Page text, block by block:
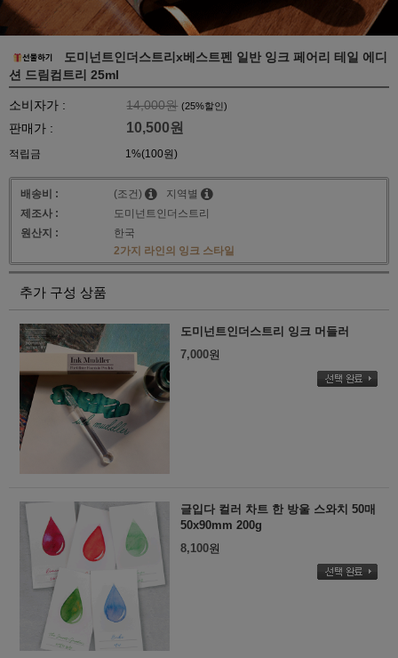
도미넌트인더스트리x베스트펜 일반 잉크 페어리 테일 에디
션 드림컴트리 25ml
소비자가 : 14,000원 (25%할인)
판매가 : 10,500원
적립금 1%(100원)
배송비 : (조건)
지역별
제조사 :
도미넌트인더스트리
원산지 :
한국
2가지 라인의 잉크 스타일
추가 구성 상품
도미넌트인더스트리 잉크 머들러
7,000원
글입다 컬러 차트 한 방울 스와치 50매
50x90mm 200g
8,100원